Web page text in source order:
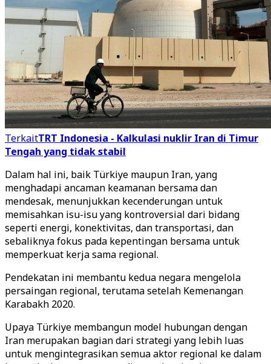
TerkaitTRT Indonesia - Kalkulasi nuklir Iran di Timur
Tengah yang tidak stabil
Dalam hal ini, baik Türkiye maupun Iran, yang
menghadapi ancaman keamanan bersama dan
mendesak, menunjukkan kecenderungan untuk
memisahkan isu-isu yang kontroversial dari bidang
seperti energi, konektivitas, dan transportasi, dan
sebaliknya fokus pada kepentingan bersama untuk
memperkuat kerja sama regional.
Pendekatan ini membantu kedua negara mengelola
persaingan regional, terutama setelah Kemenangan
Karabakh 2020.
Upaya Türkiye membangun model hubungan dengan
Iran merupakan bagian dari strategi yang lebih luas
untuk mengintegrasikan semua aktor regional ke dalam